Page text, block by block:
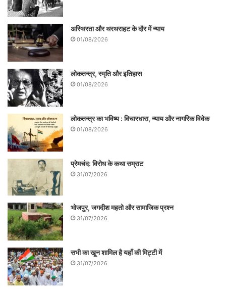
आ चुका है| बीजेपी और आरएसएस का चेहरा उजागर
हो चुका है| अमित शाह का स्याह चेहरा बेनकाब हुआ
है|
किन्तु दीदी से भी सावधान रहना चाहिये| वे सत्ता के
इस घृणित खेल में विद्यासागर को छोटा कर गयीं|
उनकी मूर्ति तोड़ने को बंगाल का अपमान कहा|
दरअसल यह समस्त मानवजाति का अपमान है|
लेखक मुहिम पत्रिका के सम्पादक मण्डल के सदस्य
हैं|
अस्थिरता और थरथराहट के दौर में न्याय
01/08/2026
लोकतन्त्र, स्मृति और इतिहास
01/08/2026
लोकतन्त्र का भविष्य : विचारधारा, न्याय और नागरिक विवेक
01/08/2026
प्रेमचंद: विरोध के कथा सम्राट
31/07/2026
भोजपुर, जगदीश महतो और सामाजिक प्रश्न
31/07/2026
सभी का खून शामिल है यहाँ की मिट्टी में
31/07/2026